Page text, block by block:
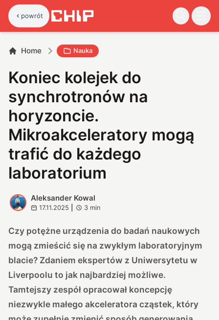
powrót
Home Nauka
Koniec kolejek do
synchrotronów na
horyzoncie.
Mikroakceleratory mogą
trafić do każdego
laboratorium
A
Aleksander Kowal
17.11.2025 3 min
Czy potężne urządzenia do badań naukowych
mogą zmieścić się na zwykłym laboratoryjnym
blacie? Zdaniem ekspertów z Uniwersytetu w
Liverpoolu to jak najbardziej możliwe.
Tamtejszy zespół opracował koncepcję
niezwykle małego akceleratora cząstek, który